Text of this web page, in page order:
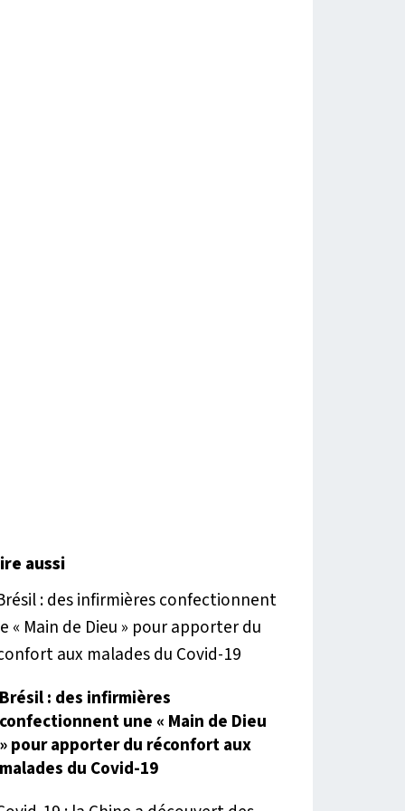
aussi
Brésil : des infirmières
confectionnent une « Main de Dieu
» pour apporter du réconfort aux
malades du Covid-19